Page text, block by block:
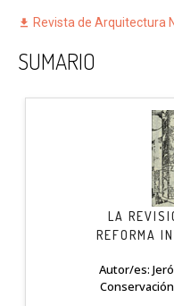
Revista de Arquitectura
SUMARIO
LA
REFORMA
Autor/es: